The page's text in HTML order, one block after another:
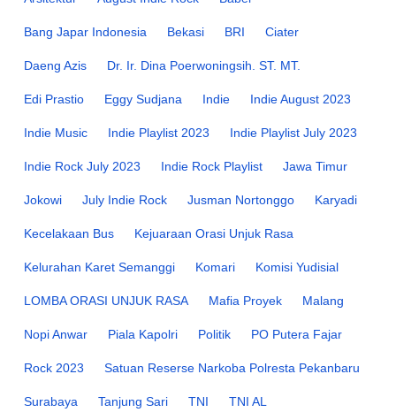
Bang Japar Indonesia Bekasi BRI Ciater
Daeng Azis Dr. Ir. Dina Poerwoningsih. ST. MT.
Edi Prastio Eggy Sudjana Indie Indie August 2023
Indie Music Indie Playlist 2023 Indie Playlist July 2023
Indie Rock July 2023 Indie Rock Playlist Jawa Timur
Jokowi July Indie Rock Jusman Nortonggo Karyadi
Kecelakaan Bus Kejuaraan Orasi Unjuk Rasa
Kelurahan Karet Semanggi Komari Komisi Yudisial
LOMBA ORASI UNJUK RASA Mafia Proyek Malang
Nopi Anwar Piala Kapolri Politik PO Putera Fajar
Rock 2023 Satuan Reserse Narkoba Polresta Pekanbaru
Surabaya Tanjung Sari TNI TNI AL